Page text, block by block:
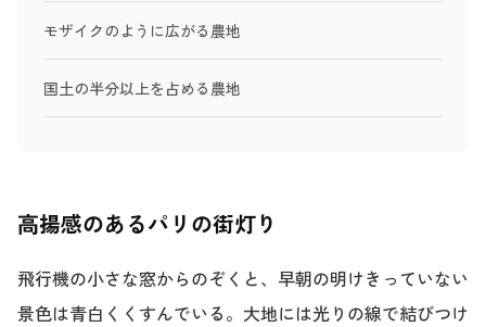
モザイクのように広がる農地
国土の半分以上を占める農地
高揚感のあるパリの街灯り
飛行機の小さな窓からのぞくと、早朝の明けきっていない
景色は青白くくすんでいる。大地には光りの線で結びつけ